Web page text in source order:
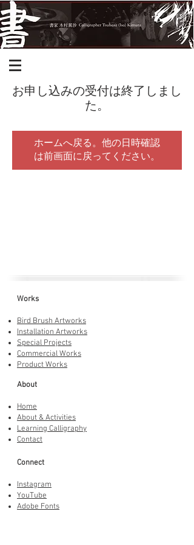
お申し込みの受付は終了しまし
た。
ホームへ戻る。他の日時確認
は前画面に戻ってください。
Works
Bird Brush Artworks
Installation Artworks
Special Projects
Commercial Works
Product Works
About
Home
About & Activities
Learning Calligraphy
Contact
Connect
Instagram
YouTube
Adobe Fonts